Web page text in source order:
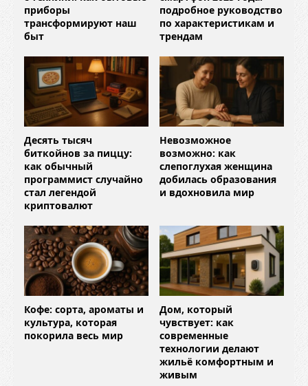
приборы
трансформируют наш
быт
подробное руководство
по характеристикам и
трендам
Десять тысяч
биткойнов за пиццу:
как обычный
программист случайно
стал легендой
криптовалют
Невозможное
возможно: как
слепоглухая женщина
добилась образования
и вдохновила мир
Кофе: сорта, ароматы и
культура, которая
покорила весь мир
Дом, который
чувствует: как
современные
технологии делают
жильё комфортным и
живым